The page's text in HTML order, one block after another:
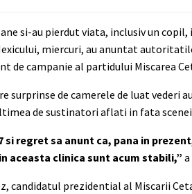
si-au pierdut viata, inclusiv un
miercuri, au anuntat
de campanie al partidului Miscarea
surprinse de camerele de luat vederi
de sustinatori aflati in fata
si regret sa anunt ca, pana in
aceasta clinica sunt acum stabili,”
candidatul prezidential al Miscarii